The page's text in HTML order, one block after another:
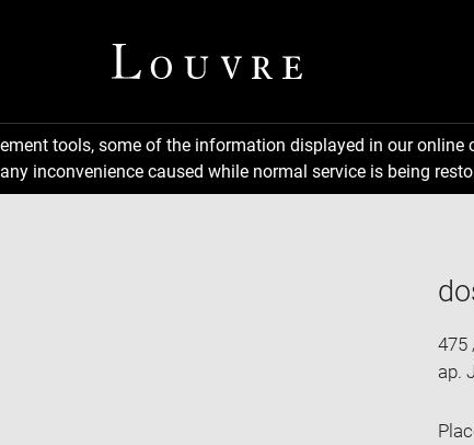
tools, some of the information displayed in our
inconvenience caused while normal service is being
475
ap.